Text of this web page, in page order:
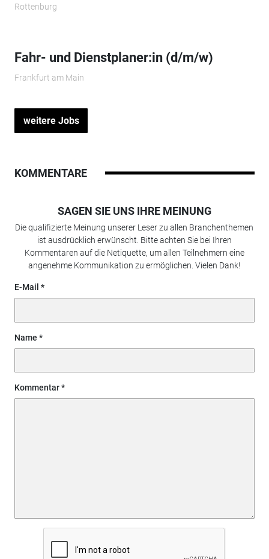
Rottenburg
Fahr- und Dienstplaner:in (d/m/w)
Frankfurt am Main
weitere Jobs
KOMMENTARE
SAGEN SIE UNS IHRE MEINUNG
Die qualifizierte Meinung unserer Leser zu allen Branchenthemen
ist ausdrücklich erwünscht. Bitte achten Sie bei Ihren
Kommentaren auf die Netiquette, um allen Teilnehmern eine
angenehme Kommunikation zu ermöglichen. Vielen Dank!
E-Mail
Name
Kommentar